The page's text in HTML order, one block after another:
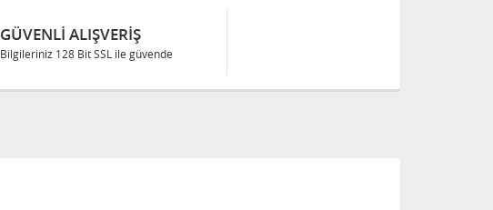
GÜVENLI ALIŞVERIŞ
Bilgileriniz 128 Bit SSL ile güvende